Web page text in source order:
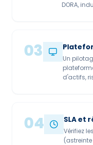
DORA,
03
Un
d'actifs,
04 SLA et
Vérifiez